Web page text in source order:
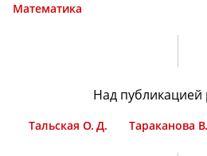
Математика
Над публикацией
Тальская О. Д. Тараканова